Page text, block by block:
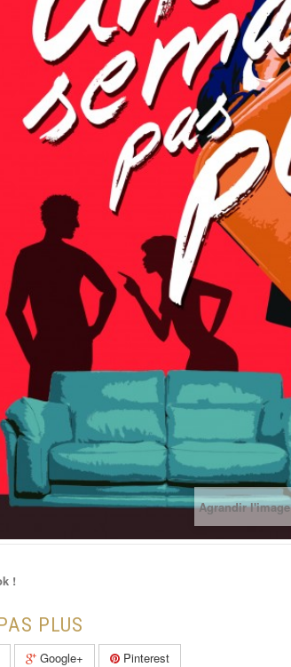
Agrandir l'image
!
PLUS
Google+ Pinterest